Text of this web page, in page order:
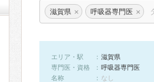
滋賀県 × 呼吸器専門医 ×
エリア・駅
滋賀県
専門医・資格
呼吸器専門医
名称
なし